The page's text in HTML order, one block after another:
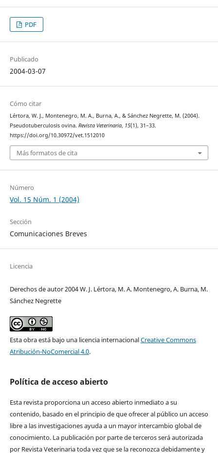
PDF
Publicado
2004-03-07
Cómo citar
Lértora, W. J., Montenegro, M. A., Burna, A., & Sánchez Negrette, M. (2004).
Pseudotuberculosis ovina. Revista Veterinaria, 15(1), 31–33.
https://doi.org/10.30972/vet.1512010
Más formatos de cita
Número
Vol. 15 Núm. 1 (2004)
Sección
Comunicaciones Breves
Licencia
Derechos de autor 2004 W. J. Lértora, M. A. Montenegro, A. Burna, M.
Sánchez Negrette
Esta obra está bajo una licencia internacionalCreative Commons
Atribución-NoComercial 4.0.
Política de acceso abierto
Esta revista proporciona un acceso abierto inmediato a su
contenido, basado en el principio de que ofrecer al público un acceso
libre a las investigaciones ayuda a un mayor intercambio global de
conocimiento. La publicación por parte de terceros será autorizada
por Revista Veterinaria toda vez que se la reconozca debidamente y